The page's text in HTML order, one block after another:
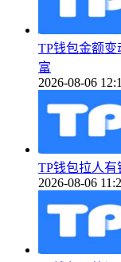
TP钱包金额
富
2026-08-06
TP钱包拉人
2026-08-06